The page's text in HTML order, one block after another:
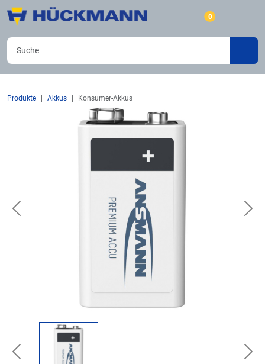
0
Produkte Akkus Konsumer-Akkus
Previous
Previous